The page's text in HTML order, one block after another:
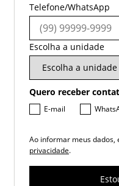
Telefone/WhatsApp
Escolha a unidade
Quero receber
E-mail
Ao informar meus dados,
privacidade.